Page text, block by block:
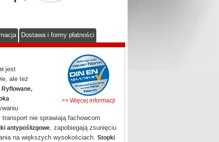
Dostawa i formy płatności
>> Więcej informacji
jest
ale też
Ryflowane,
nie sprawiają fachowcom
antypoślizgowe, zapobiegają zsunięciu
na większych wysokościach. Stopki